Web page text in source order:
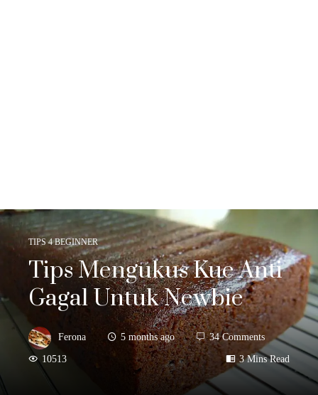
TIPS 4 BEGINNER
Tips Mengukus Kue Anti
Gagal Untuk Newbie
Ferona 5 months ago 34 Comments
10513 3 Mins Read